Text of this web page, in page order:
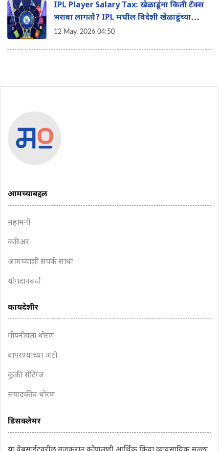
IPL Player Salary Tax: खेळाडूंना किती टॅक्स
भरावा लागतो? IPL मधील विदेशी खेळाडूंच्या
पगाराचे 'हे' आहे टॅक्स गणित
12 May, 2026 04:50
आमच्याबद्दल
महामनी
करिअर
आमच्याशी संपर्क साधा
योगदानकर्ते
कायदेशीर
गोपनीयता धोरण
वापरण्याच्या अटी
कुकी सेटिंग्ज
संपादकीय धोरण
डिसक्लेमर